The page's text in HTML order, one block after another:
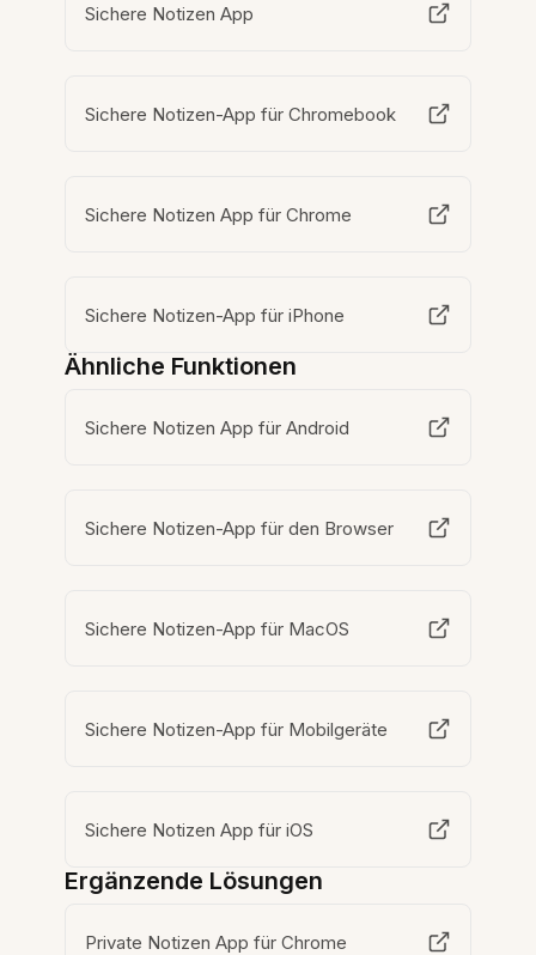
Sichere Notizen App
Sichere Notizen-App für Chromebook
Sichere Notizen App für Chrome
Sichere Notizen-App für iPhone
Ähnliche Funktionen
Sichere Notizen App für Android
Sichere Notizen-App für den Browser
Sichere Notizen-App für MacOS
Sichere Notizen-App für Mobilgeräte
Sichere Notizen App für iOS
Ergänzende Lösungen
Private Notizen App für Chrome